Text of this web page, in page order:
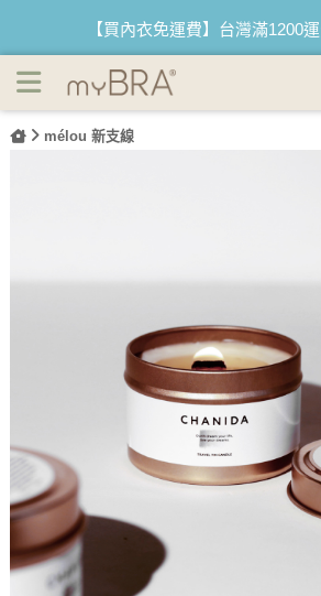
牌
【買內衣免運費】台灣滿1200
【首購優惠】新客最高可折$150
【夏日滿額贈】把衣物壓縮收納
mélou 新支線